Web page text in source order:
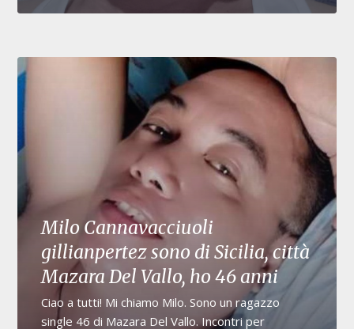
Milo Cannavacciuoli
gillianpertez sono di Sicilia, città
Mazara Del Vallo, ho 46 anni
Ciao a tutti! Mi chiamo Milo. Sono un ragazzo
single 46 di Mazara Del Vallo. Incontri per